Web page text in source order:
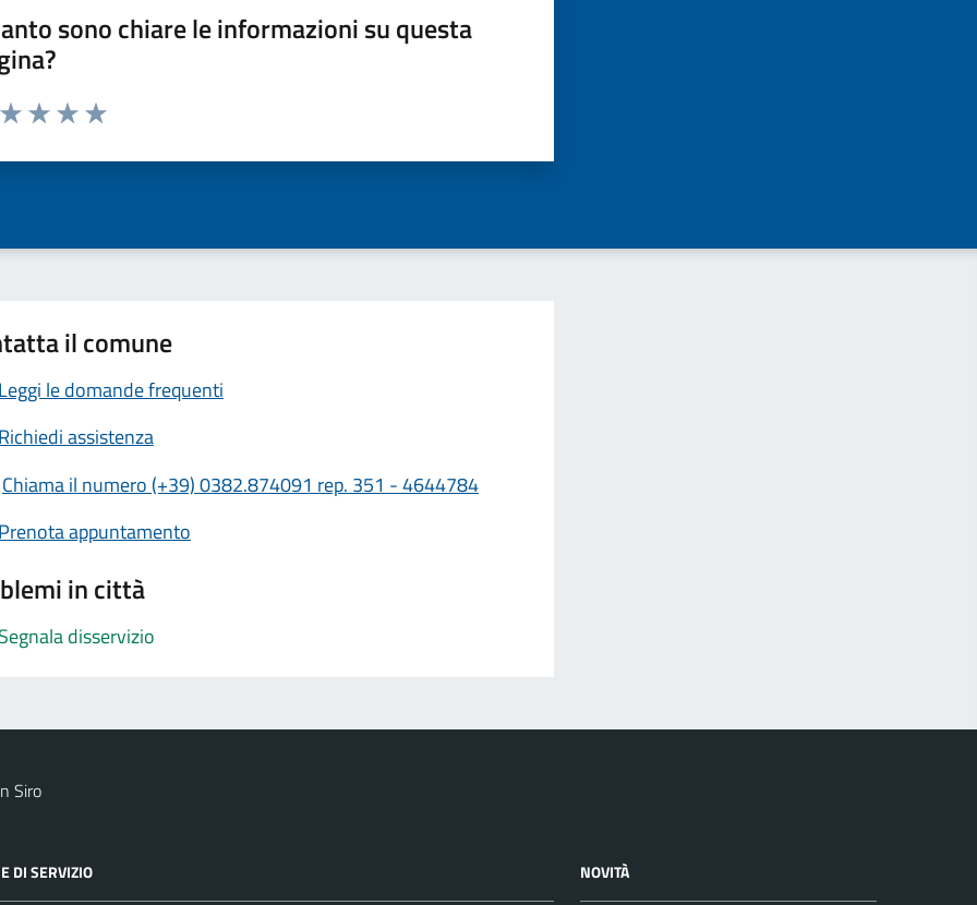
sono chiare le informazioni su questa
da 1 a 5 stelle la pagina
il comune
Leggi le domande frequenti
Richiedi assistenza
Chiama il numero (+39) 0382.874091 rep. 351 - 4644784
Prenota appuntamento
in città
Segnala disservizio
Siro
DI SERVIZIO NOVITÀ